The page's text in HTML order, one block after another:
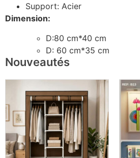
Support: Acier
Dimension:
D:80 cm*40 cm
D: 60 cm*35 cm
Nouveautés